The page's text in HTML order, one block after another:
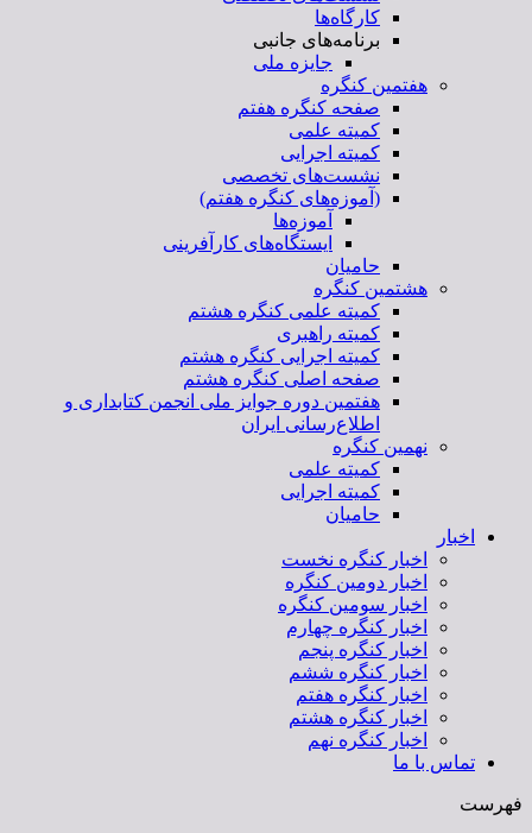
کارگاه‌ها
برنامه‌های جانبی
جایزه ملی
هفتمین کنگره
صفحه کنگره هفتم
کمیته علمی
کمیته اجرایی
نشست‌های تخصصی
(آموزه‌های کنگره هفتم)
آموزه‌ها
ایستگاه‌های کارآفرینی
حامیان
هشتمین کنگره
کمیته علمی کنگره هشتم
کمیته راهبری
کمیته اجرایی کنگره هشتم
صفحه اصلی کنگره هشتم
هفتمین دوره جوایز ملی انجمن کتابداری و
اطلاع‌رسانی ایران
نهمین کنگره
کمیته علمی
کمیته اجرایی
حامیان
اخبار
اخبار کنگره نخست
اخبار دومین کنگره
اخبار سومین کنگره
اخبار کنگره چهارم
اخبار کنگره پنجم
اخبار کنگره ششم
اخبار کنگره هفتم
اخبار کنگره هشتم
اخبار کنگره نهم
تماس با ما
فهرست